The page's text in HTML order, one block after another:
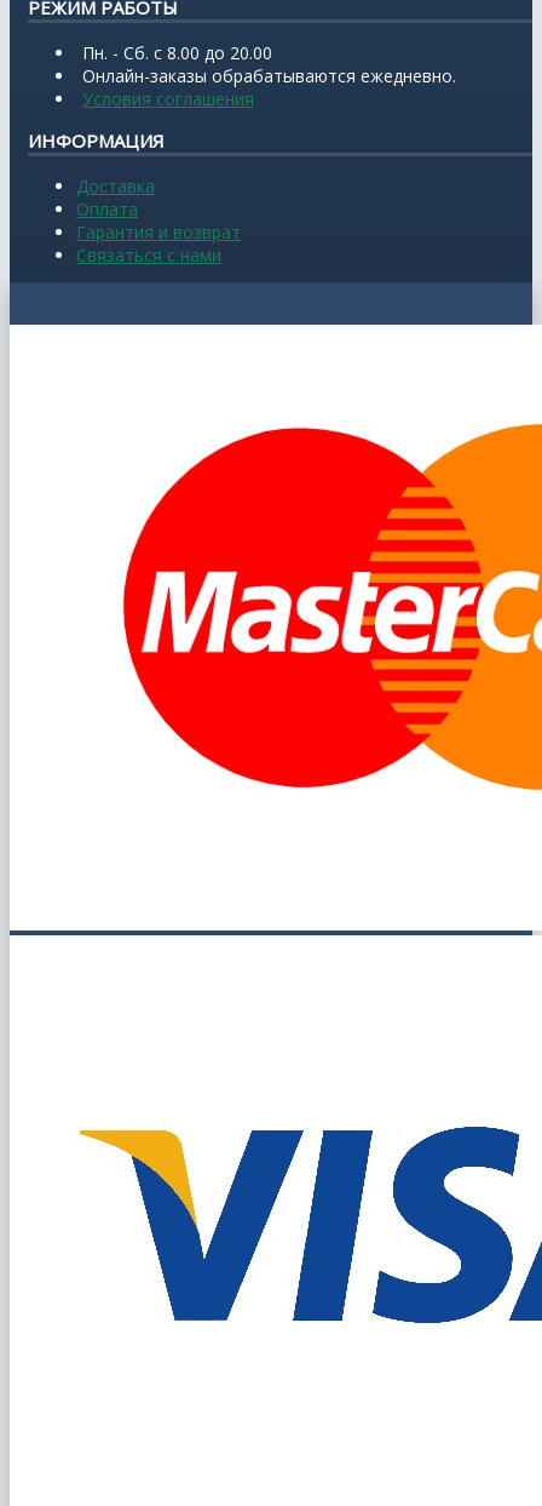
РЕЖИМ РАБОТЫ
Пн. - Сб. с 8.00 до 20.00
Онлайн-заказы обрабатываются ежедневно.
Условия соглашения
ИНФОРМАЦИЯ
Доставка
Оплата
Гарантия и возврат
Связаться с нами